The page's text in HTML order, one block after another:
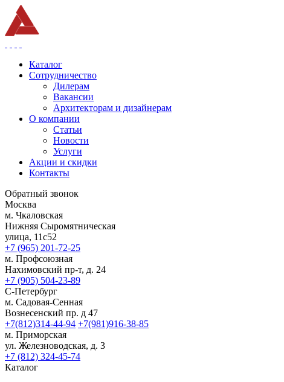
Каталог
Сотрудничество
Дилерам
Вакансии
Архитекторам и дизайнерам
О компании
Статьи
Новости
Услуги
Акции и скидки
Контакты
Обратный звонок
Москва
м. Чкаловская
Нижняя Сыромятническая
улица, 11с52
+7 (965) 201-72-25
м. Профсоюзная
Нахимовский пр-т, д. 24
+7 (905) 504-23-89
С-Петербург
м. Садовая-Сенная
Вознесенский пр. д 47
+7(812)314-44-94 +7(981)916-38-85
м. Приморская
ул. Железноводская, д. 3
+7 (812) 324-45-74
Каталог